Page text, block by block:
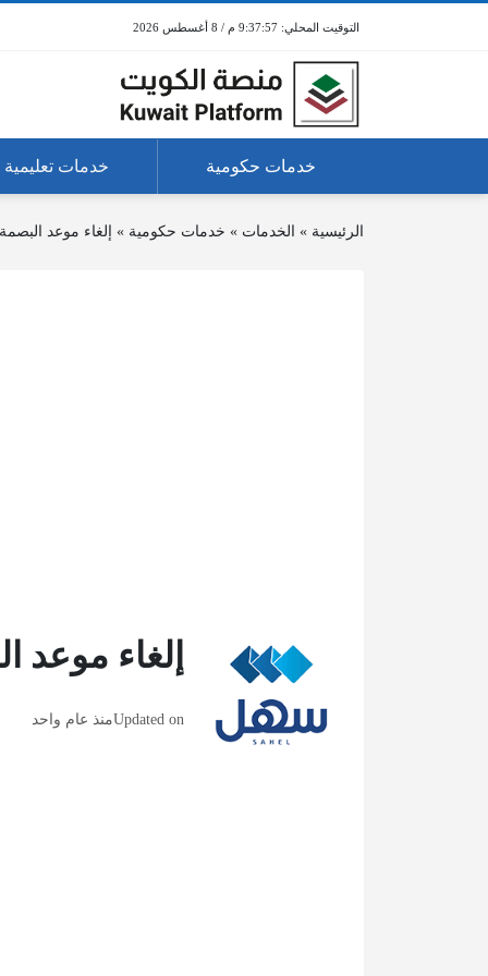
9:37:57 م / 8 أغسطس 2026
خدمات حكومية خدمات تعليمية
الرئيسية » الخدمات » خدمات حكومية » إلغاء موعد البصمة
إلغاء موعد
Updated onمنذ عام واحد